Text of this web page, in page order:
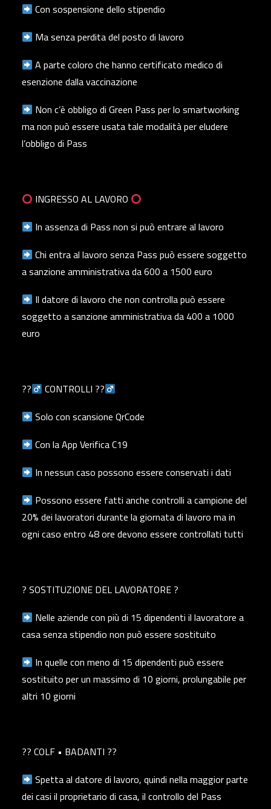
Con sospensione dello stipendio
Ma senza perdita del posto di lavoro
A parte coloro che hanno certificato medico di
esenzione dalla vaccinazione
Non c’è obbligo di Green Pass per lo smartworking
ma non può essere usata tale modalità per eludere
l’obbligo di Pass
INGRESSO AL LAVORO
In assenza di Pass non si può entrare al lavoro
Chi entra al lavoro senza Pass può essere soggetto
a sanzione amministrativa da 600 a 1500 euro
Il datore di lavoro che non controlla può essere
soggetto a sanzione amministrativa da 400 a 1000
euro
??‍
CONTROLLI ??‍
Solo con scansione QrCode
Con la App Verifica C19
In nessun caso possono essere conservati i dati
Possono essere fatti anche controlli a campione del
20% dei lavoratori durante la giornata di lavoro ma in
ogni caso entro 48 ore devono essere controllati tutti
? SOSTITUZIONE DEL LAVORATORE ?
Nelle aziende con più di 15 dipendenti il lavoratore a
casa senza stipendio non può essere sostituito
In quelle con meno di 15 dipendenti può essere
sostituito per un massimo di 10 giorni, prolungabile per
altri 10 giorni
?? COLF • BADANTI ??
Spetta al datore di lavoro, quindi nella maggior parte
dei casi il proprietario di casa, il controllo del Pass